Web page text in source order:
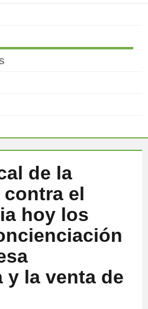
de la
el
hoy los
y la venta de